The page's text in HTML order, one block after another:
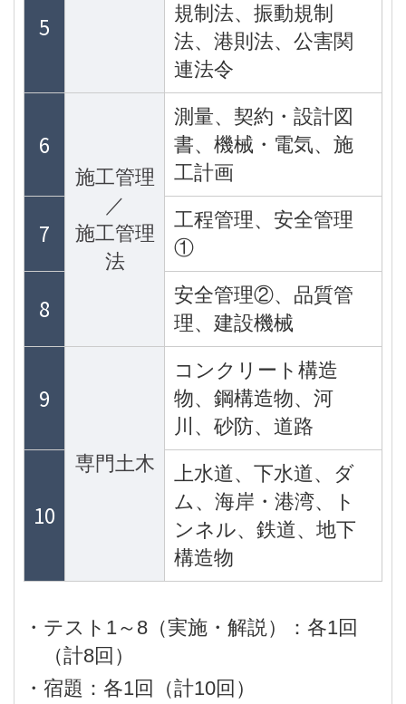
5
規制法、振動規制
法、港則法、公害関
連法令
6
施工管理
／
施工管理
法
測量、契約・設計図
書、機械・電気、施
工計画
7
工程管理、安全管理
①
8
安全管理②、品質管
理、建設機械
9
専門土木
コンクリート構造
物、鋼構造物、河
川、砂防、道路
10
上水道、下水道、ダ
ム、海岸・港湾、ト
ンネル、鉄道、地下
構造物
・テスト1～8（実施・解説）：各1回
（計8回）
・宿題：各1回（計10回）